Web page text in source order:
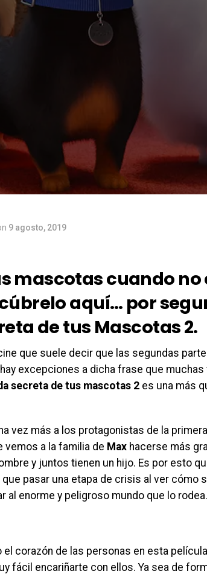
9 agosto, 2019
mascotas cuando no
aquí… por
de tus Mascotas 2.
que suele decir que las segundas
excepciones a dicha frase que
secreta de tus mascotas 2 es una más
vez más a los protagonistas de la
vemos a la familia de Max hacerse más
y juntos tienen un hijo. Es por esto
pasar una etapa de crisis al ver cómo
al enorme y peligroso mundo que lo rodea.
corazón de las personas en esta
fácil encariñarte con ellos. Ya sea de